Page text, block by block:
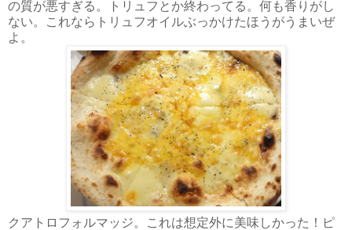
の質が悪すぎる。トリュフとか終わってる。何も香りがし
ない。これならトリュフオイルぶっかけたほうがうまいぜ
よ。
クアトロフォルマッジ。これは想定外に美味しかった！ピ